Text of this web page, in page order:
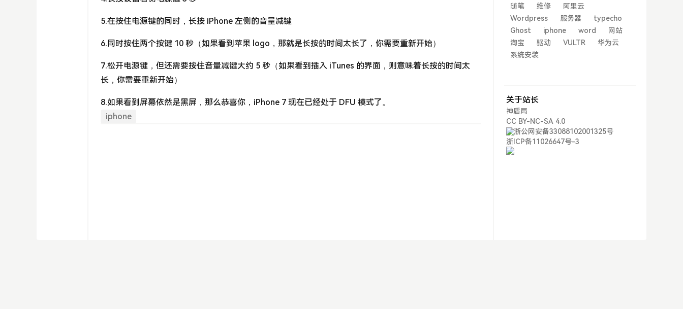
5.在按住电源键的同时，长按 iPhone 左侧的音量减键
6.同时按住两个按键 10 秒（如果看到苹果 logo，那就是长按的时间太长了，你需要重新开始）
7.松开电源键，但还需要按住音量减键大约 5 秒（如果看到插入 iTunes 的界面，则意味着长按的时间太
长，你需要重新开始）
8.如果看到屏幕依然是黑屏，那么恭喜你，iPhone 7 现在已经处于 DFU 模式了。
iphone
随笔 维修
阿里云
Wordpress
服务器
typecho
Ghost
iphone word
网站
淘宝
驱动 VULTR
华为云
系统安装
关于站长
神盾局
CC BY-NC-SA 4.0
浙公网安备33088102001325号
浙ICP备11026647号-3